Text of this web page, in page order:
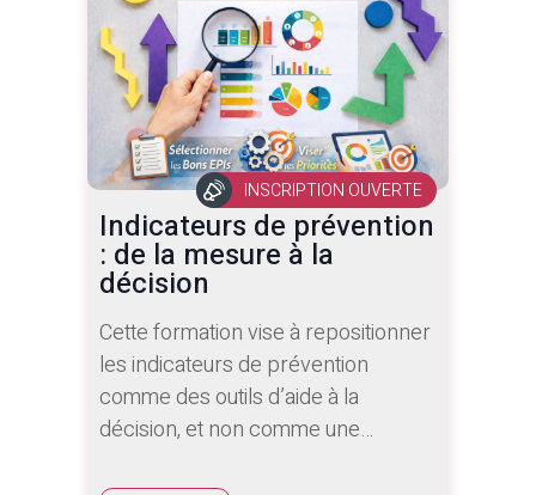
INSCRIPTION OUVERTE
Indicateurs de prévention
: de la mesure à la
décision
Cette formation vise à repositionner
les indicateurs de prévention
comme des outils d’aide à la
décision, et non comme une